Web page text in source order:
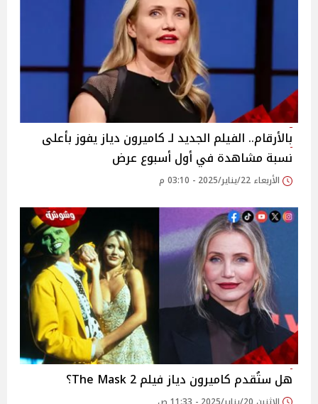
بالأرقام.. الفيلم الجديد لـ كاميرون دياز يفوز بأعلى
نسبة مشاهدة في أول أسبوع عرض
الأربعاء 22/يناير/2025 - 03:10 م
هل ستُقدم كاميرون دياز فيلم The Mask 2؟